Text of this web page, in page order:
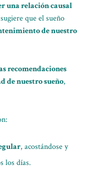
una relación causal
que el sueño
de nuestro
recomendaciones
de nuestro sueño,
, acostándose y
los días.